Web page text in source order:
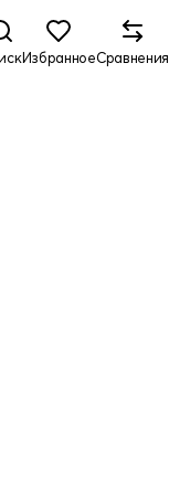
ИзбранноеСравнения